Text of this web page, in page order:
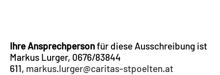
Ihre Ansprechpersonfür diese Ausschreibung ist
Markus Lurger, 0676/83844
611, markus.lurger@caritas-stpoelten.at